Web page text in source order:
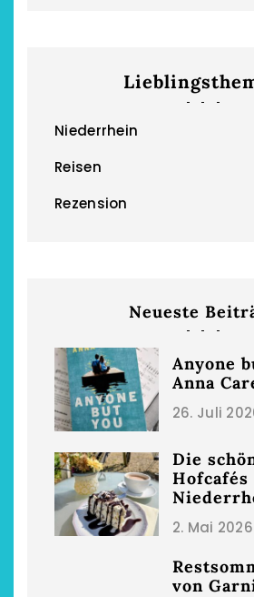
Niederrhein
Reisen
Rezension
Neueste
Anyone
Anna
26. Juli
Die
Hofcafés
2. Mai 2026
von